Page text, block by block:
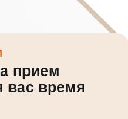
прием
вас время